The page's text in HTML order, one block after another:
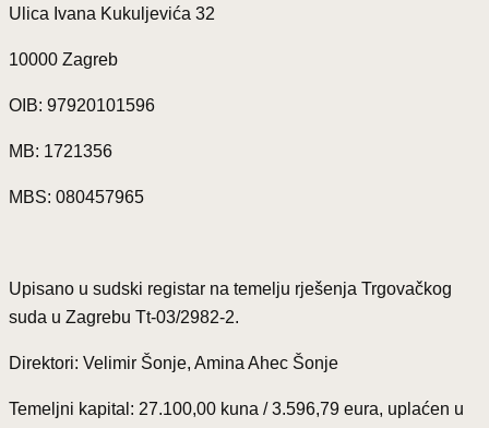
Ulica Ivana Kukuljevića 32
10000 Zagreb
OIB: 97920101596
MB: 1721356
MBS: 080457965
Upisano u sudski registar na temelju rješenja Trgovačkog
suda u Zagrebu Tt-03/2982-2.
Direktori: Velimir Šonje, Amina Ahec Šonje
Temeljni kapital: 27.100,00 kuna / 3.596,79 eura, uplaćen u